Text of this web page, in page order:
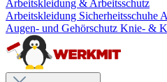
Arbeitskleidung & Arbeitsschutz
Arbeitskleidung Sicherheitsschuhe
Augen- und Gehörschutz Knie- &